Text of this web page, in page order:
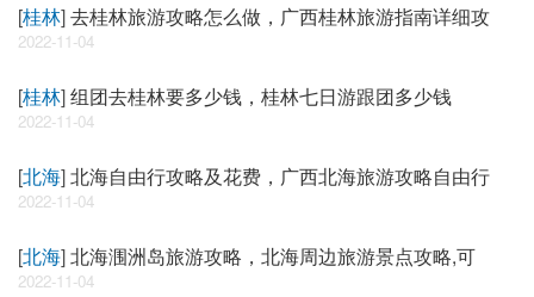
[桂林]去桂林旅游攻略怎么做，广西桂林旅游指南详细攻
2022-11-04
[桂林]组团去桂林要多少钱，桂林七日游跟团多少钱
2022-11-04
[北海]北海自由行攻略及花费，广西北海旅游攻略自由行
2022-11-04
[北海]北海涠洲岛旅游攻略，北海周边旅游景点攻略,可
2022-11-04